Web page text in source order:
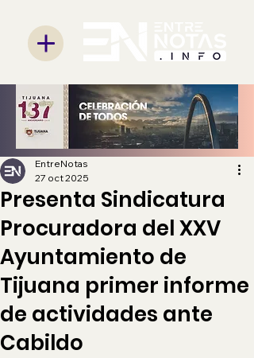
Presenta Sindicatura
Procuradora del XXV
Ayuntamiento de
Tijuana primer informe
de actividades ante
Cabildo
EntreNotas
27 oct 2025